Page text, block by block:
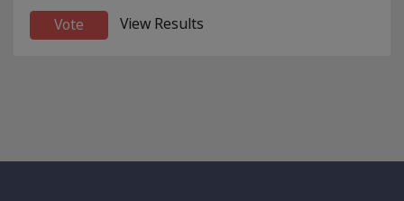
View Results